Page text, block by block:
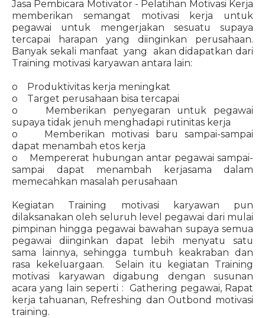
Jasa Pembicara Motivator - Pelatihan Motivasi Kerja
memberikan semangat motivasi kerja untuk
pegawai untuk mengerjakan sesuatu supaya
tercapai harapan yang diinginkan perusahaan.
Banyak sekali manfaat yang akan didapatkan dari
Training motivasi karyawan antara lain:
o Produktivitas kerja meningkat
o Target perusahaan bisa tercapai
o Memberikan penyegaran untuk pegawai
supaya tidak jenuh menghadapi rutinitas kerja
o Memberikan motivasi baru sampai-sampai
dapat menambah etos kerja
o Mempererat hubungan antar pegawai sampai-
sampai dapat menambah kerjasama dalam
memecahkan masalah perusahaan
Kegiatan Training motivasi karyawan pun
dilaksanakan oleh seluruh level pegawai dari mulai
pimpinan hingga pegawai bawahan supaya semua
pegawai diinginkan dapat lebih menyatu satu
sama lainnya, sehingga tumbuh keakraban dan
rasa kekeluargaan. Selain itu kegiatan Training
motivasi karyawan digabung dengan susunan
acara yang lain seperti : Gathering pegawai, Rapat
kerja tahuanan, Refreshing dan Outbond motivasi
training.